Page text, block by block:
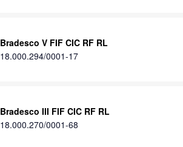
Bradesco V FIF CIC RF RL
18.000.294/0001-17
Bradesco III FIF CIC RF RL
18.000.270/0001-68